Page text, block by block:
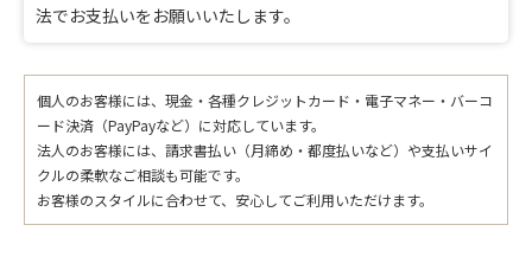
法でお支払いをお願いいたします。
個人のお客様には、現金・各種クレジットカード・電子マネー・バーコ
ード決済（PayPayなど）に対応しています。
法人のお客様には、請求書払い（月締め・都度払いなど）や支払いサイ
クルの柔軟なご相談も可能です。
お客様のスタイルに合わせて、安心してご利用いただけます。